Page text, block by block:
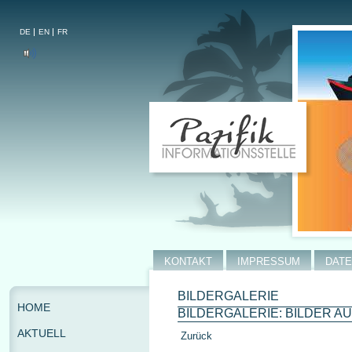
DE EN FR
BILDERGALERIE
BILDERGALERIE: BILDER
Zurück
KONTAKT IMPRESSUM
HOME
AKTUELL